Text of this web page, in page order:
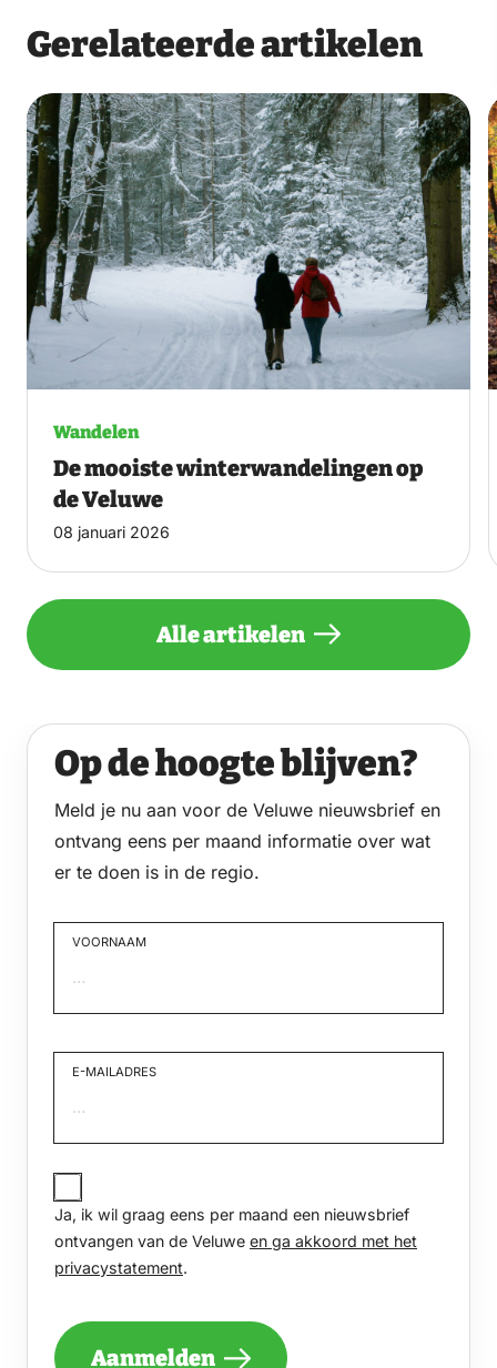
Gerelateerde artikelen
Wandelen
De mooiste winterwandelingen op
de Veluwe
08 januari 2026
Alle artikelen
Op de hoogte blijven?
Meld je nu aan voor de Veluwe nieuwsbrief en
ontvang eens per maand informatie over wat
er te doen is in de regio.
VOORNAAM
E-MAILADRES
JA,
IK
WIL
GRAAG
EENS
PER
EEN
ONTVANGEN
Ja, ik wil graag eens per maand een nieuwsbrief
ontvangen van de Veluwe en ga akkoord met het
privacystatement.
Aanmelden